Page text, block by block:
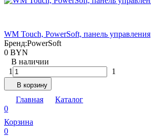
WM Touch, PowerSoft, панель управления
Бренд:PowerSoft
0 BYN
В наличии
1
1
В корзину
Главная
Каталог
0
Корзина
0